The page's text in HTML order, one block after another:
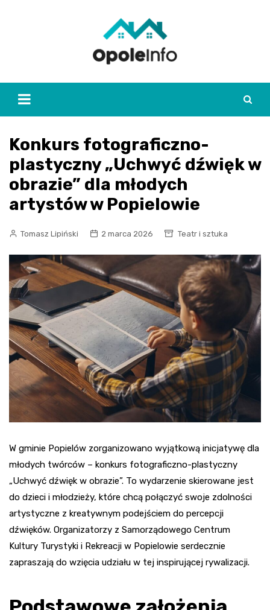
Konkurs fotograficzno-
plastyczny „Uchwyć dźwięk w
obrazie” dla młodych
artystów w Popielowie
Tomasz Lipiński 2 marca 2026 Teatr i sztuka
W gminie Popielów zorganizowano wyjątkową inicjatywę dla
młodych twórców – konkurs fotograficzno-plastyczny
„Uchwyć dźwięk w obrazie”. To wydarzenie skierowane jest
do dzieci i młodzieży, które chcą połączyć swoje zdolności
artystyczne z kreatywnym podejściem do percepcji
dźwięków. Organizatorzy z Samorządowego Centrum
Kultury Turystyki i Rekreacji w Popielowie serdecznie
zapraszają do wzięcia udziału w tej inspirującej rywalizacji.